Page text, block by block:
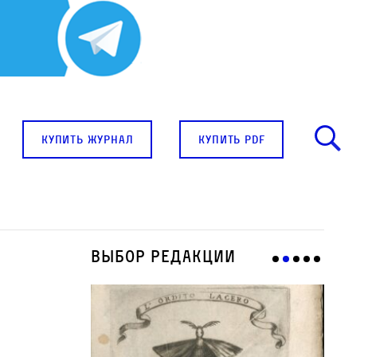
купить журнал купить pdf
Выбор редакции